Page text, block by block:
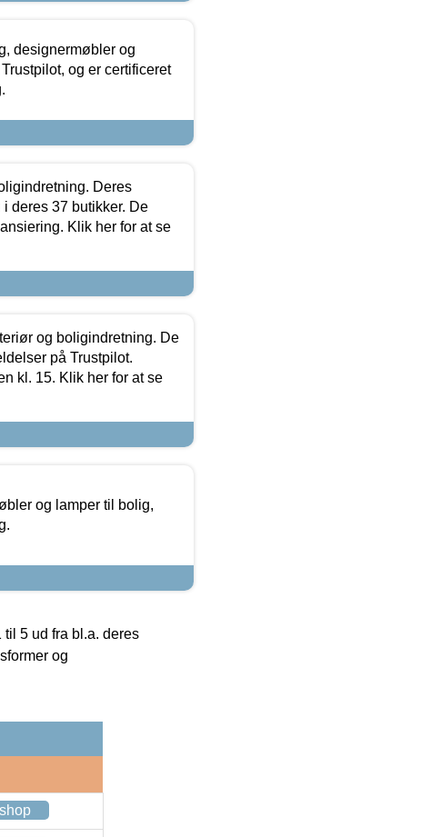
designermøbler og
og er certificeret
Deres
deres 37 butikker. De
Klik her for at se
og boligindretning. De
på Trustpilot.
kl. 15. Klik her for at se
og lamper til bolig,
5 ud fra bl.a. deres
og